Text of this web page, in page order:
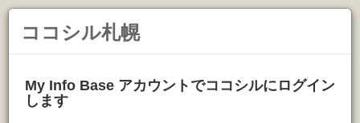
ココシル札幌
My Info Base アカウントでココシルにログイン
します